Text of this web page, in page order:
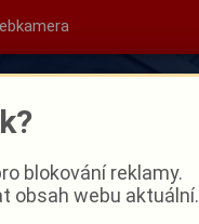
blokování reklamy.
obsah webu aktuální.